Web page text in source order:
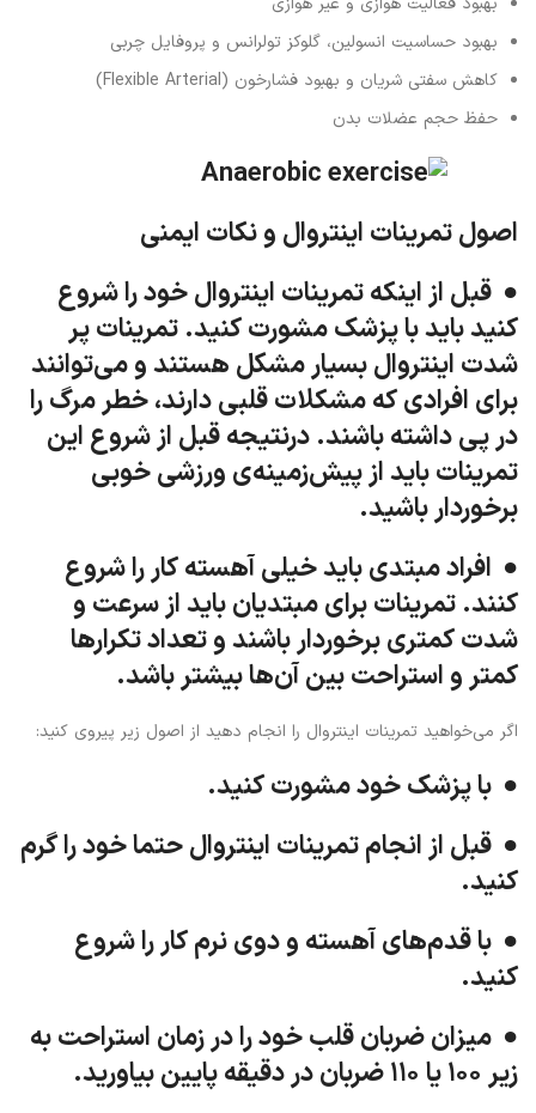
بهبود حساسیت انسولین، گلوکز تولرانس و پروفایل چربی
کاهش سفتی شریان و بهبود فشارخون (Flexible Arterial)
حفظ حجم عضلات بدن
اصول تمرینات اینتروال و نکات ایمنی
● قبل از اینکه تمرینات اینتروال خود را شروع
کنید باید با پزشک مشورت کنید. تمرینات پر
شدت اینتروال بسیار مشکل هستند و می‌توانند
برای افرادی که مشکلات قلبی دارند، خطر مرگ را
در پی داشته باشند. درنتیجه قبل از شروع این
تمرینات باید از پیش‌زمینه‌ی ورزشی خوبی
برخوردار باشید.
● افراد مبتدی باید خیلی آهسته کار را شروع
کنند. تمرینات برای مبتدیان باید از سرعت و
شدت کمتری برخوردار باشند و تعداد تکرار‌ها
کمتر و استراحت بین آن‌ها بیشتر باشد.
اگر می‌خواهید تمرینات اینتروال را انجام دهید از اصول زیر پیروی کنید:
● با پزشک خود مشورت کنید.
● قبل از انجام تمرینات اینتروال حتما خود را گرم
کنید.
● با قدم‌های آهسته و دوی نرم کار را شروع
کنید.
● میزان ضربان قلب خود را در زمان استراحت به
زیر ۱۰۰ یا ۱۱۰ ضربان در دقیقه پایین بیاورید.